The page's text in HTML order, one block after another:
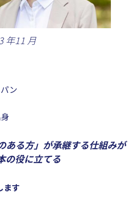
年11 月
ン
ある方」が承継する仕組みが
の役に立てる
ます